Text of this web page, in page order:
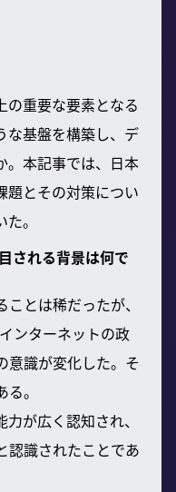
の重要な要素となる
な基盤を構築し、デ
。本記事では、日本
題とその対策につい
。
される背景は何で
とは稀だったが、
ンターネットの政
意識が変化した。そ
。
が広く認知され、
認識されたことであ